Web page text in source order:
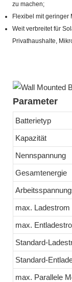
zu machen;
Flexibel mit geringer
Weit verbreitet für
Privathaushalte,
Parameter
Batterietyp
Kapazität
Nennspannung
Gesamtenergie
max. Ladestrom
max.
Standard-
Standard-
max. Parallele